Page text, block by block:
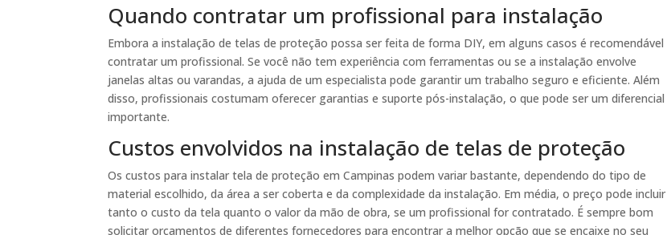
Quando contratar um profissional para instalação
Embora a instalação de telas de proteção possa ser feita de forma DIY, em alguns casos é recomendável
contratar um profissional. Se você não tem experiência com ferramentas ou se a instalação envolve
janelas altas ou varandas, a ajuda de um especialista pode garantir um trabalho seguro e eficiente. Além
disso, profissionais costumam oferecer garantias e suporte pós-instalação, o que pode ser um diferencial
importante.
Custos envolvidos na instalação de telas de proteção
Os custos para instalar tela de proteção em Campinas podem variar bastante, dependendo do tipo de
material escolhido, da área a ser coberta e da complexidade da instalação. Em média, o preço pode incluir
tanto o custo da tela quanto o valor da mão de obra, se um profissional for contratado. É sempre bom
solicitar orçamentos de diferentes fornecedores para encontrar a melhor opção que se encaixe no seu